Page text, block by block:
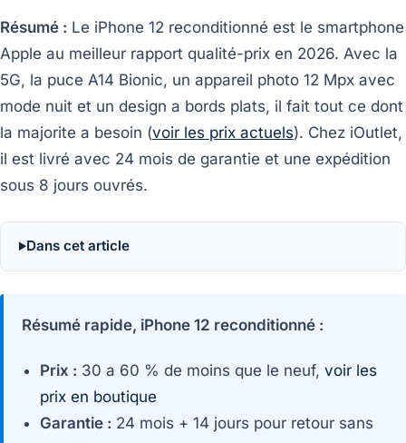
Résumé : Le iPhone 12 reconditionné est le smartphone
Apple au meilleur rapport qualité-prix en 2026. Avec la
5G, la puce A14 Bionic, un appareil photo 12 Mpx avec
mode nuit et un design a bords plats, il fait tout ce dont
la majorite a besoin (voir les prix actuels). Chez iOutlet,
il est livré avec 24 mois de garantie et une expédition
sous 8 jours ouvrés.
Dans cet article
Résumé rapide, iPhone 12 reconditionné :
Prix : 30 a 60 % de moins que le neuf, voir les
prix en boutique
Garantie : 24 mois + 14 jours pour retour sans